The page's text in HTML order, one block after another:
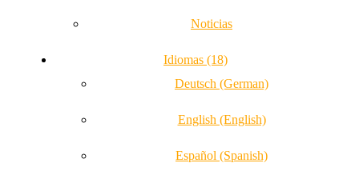
Noticias
Idiomas (18)
Deutsch (German)
English (English)
Español (Spanish)